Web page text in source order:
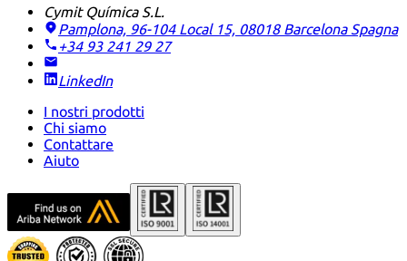
Cymit Química S.L.
Pamplona, 96-104 Local 15, 08018 Barcelona Spagna
+34 93 241 29 27
LinkedIn
I nostri prodotti
Chi siamo
Contattare
Aiuto